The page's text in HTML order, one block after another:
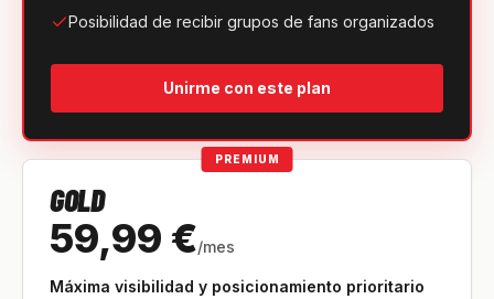
Posibilidad de recibir grupos de fans organizados
Unirme con este plan
PREMIUM
GOLD
59,99 €/mes
Máxima visibilidad y posicionamiento prioritario